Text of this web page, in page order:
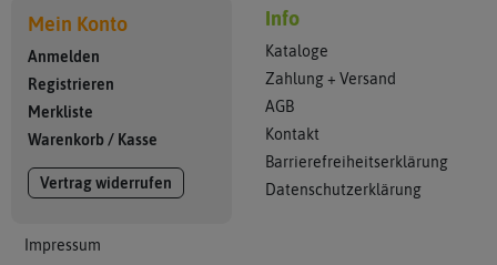
Mein Konto
Anmelden
Registrieren
Merkliste
Warenkorb / Kasse
Vertrag widerrufen
Impressum
Info
Kataloge
Zahlung + Versand
AGB
Kontakt
Barrierefreiheitserklärung
Datenschutzerklärung